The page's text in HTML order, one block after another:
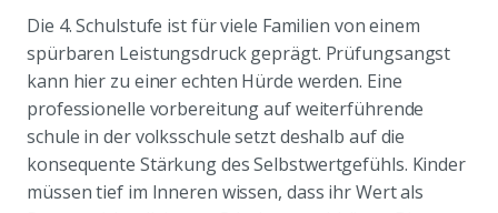
Die 4. Schulstufe ist für viele Familien von einem
spürbaren Leistungsdruck geprägt. Prüfungsangst
kann hier zu einer echten Hürde werden. Eine
professionelle vorbereitung auf weiterführende
schule in der volksschule setzt deshalb auf die
konsequente Stärkung des Selbstwertgefühls. Kinder
müssen tief im Inneren wissen, dass ihr Wert als